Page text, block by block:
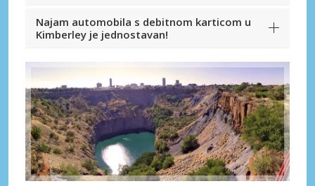
Najam automobila s debitnom karticom u
Kimberley je jednostavan!